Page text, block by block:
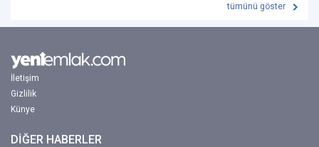
tümünü göster
İletişim
Gizlilik
Künye
DİĞER HABERLER